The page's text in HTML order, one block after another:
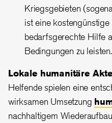
Kriegsgebieten
ist eine
bedarfsgerechte Hilfe
Bedingungen zu leisten.
Lokale humanitäre
Helfende spielen eine
wirksamen Umsetzung
nachhaltigem